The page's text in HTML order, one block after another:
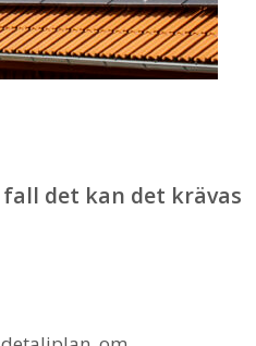
fall det kan det krävas